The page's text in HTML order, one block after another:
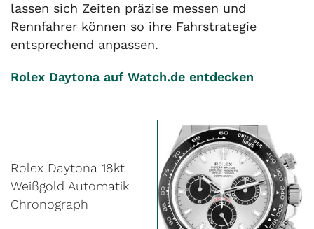
lassen sich Zeiten präzise messen und
Rennfahrer können so ihre Fahrstrategie
entsprechend anpassen.
Rolex Daytona auf Watch.de entdecken
Rolex Daytona 18kt
Weißgold Automatik
Chronograph